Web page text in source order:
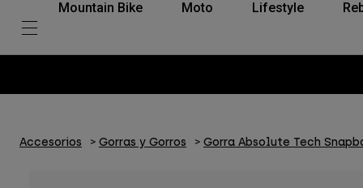
Mountain Bike Moto Lifestyle
Accesorios Gorras y Gorros Gorra Absolute Tech